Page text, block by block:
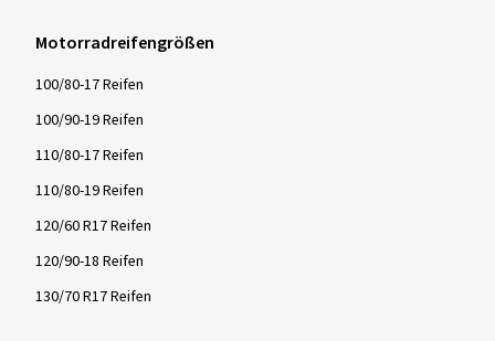
Motorradreifengrößen
100/80-17 Reifen
100/90-19 Reifen
110/80-17 Reifen
110/80-19 Reifen
120/60 R17 Reifen
120/90-18 Reifen
130/70 R17 Reifen